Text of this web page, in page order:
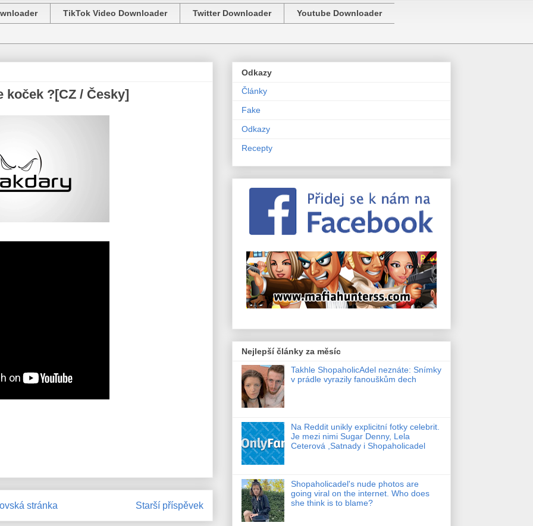
TikTok Video Downloader Twitter Downloader Youtube Downloader
koček ?[CZ / Česky]
Starší příspěvek
stránka
Odkazy
Články
Fake
Odkazy
Recepty
Nejlepší články za měsíc
Takhle ShopaholicAdel neznáte: Snímky
v prádle vyrazily fanouškům dech
Na Reddit unikly explicitní fotky celebrit.
Je mezi nimi Sugar Denny, Lela
Ceterová ,Satnady i Shopaholicadel
Shopaholicadel's nude photos are
going viral on the internet. Who does
she think is to blame?